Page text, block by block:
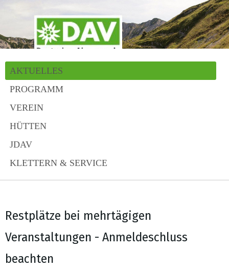
AKTUELLES
PROGRAMM
VEREIN
HÜTTEN
JDAV
KLETTERN & SERVICE
Restplätze bei mehrtägigen
Veranstaltungen - Anmeldeschluss
beachten